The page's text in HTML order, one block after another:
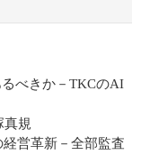
べきか－TKCのAI
規
営革新－全部監査